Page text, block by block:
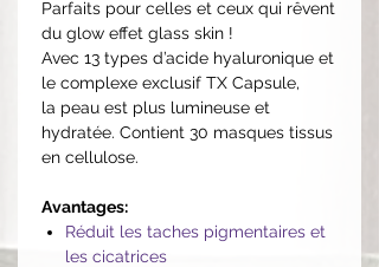
Parfaits pour celles et ceux qui rêvent
du glow effet glass skin !
Avec 13 types d’acide hyaluronique et
le complexe exclusif TX Capsule,
la peau est plus lumineuse et
hydratée. Contient 30 masques tissus
en cellulose.
Avantages:
Réduit les taches pigmentaires et
les cicatrices